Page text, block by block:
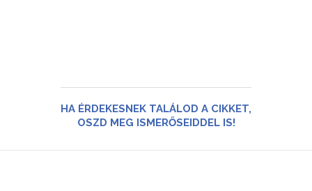
HA ÉRDEKESNEK TALÁLOD A CIKKET,
OSZD MEG ISMERŐSEIDDEL IS!